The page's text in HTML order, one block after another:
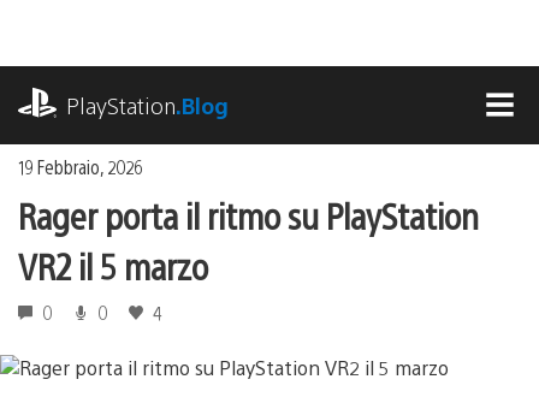
contenuto
PlayStation.Blog
19 Febbraio, 2026
Rager porta il ritmo su PlayStation
VR2 il 5 marzo
0 0 4